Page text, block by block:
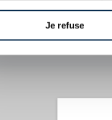
Je refuse
SPIRITUEUX
OF. SHERRY